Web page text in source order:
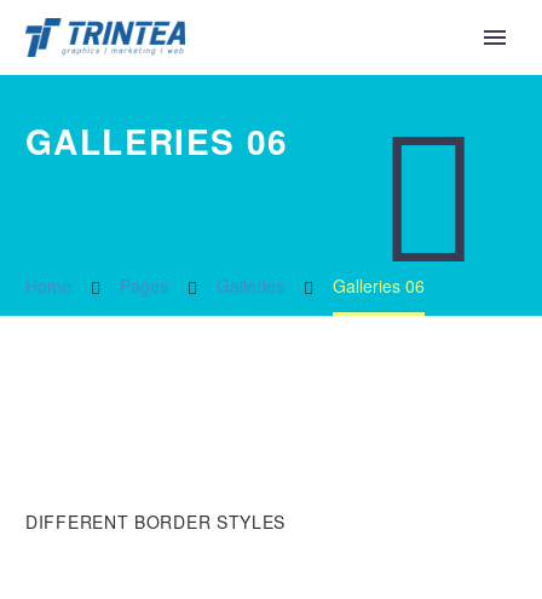


GALLERIES 06
Home Pages Galleries Galleries 06
DIFFERENT BORDER STYLES